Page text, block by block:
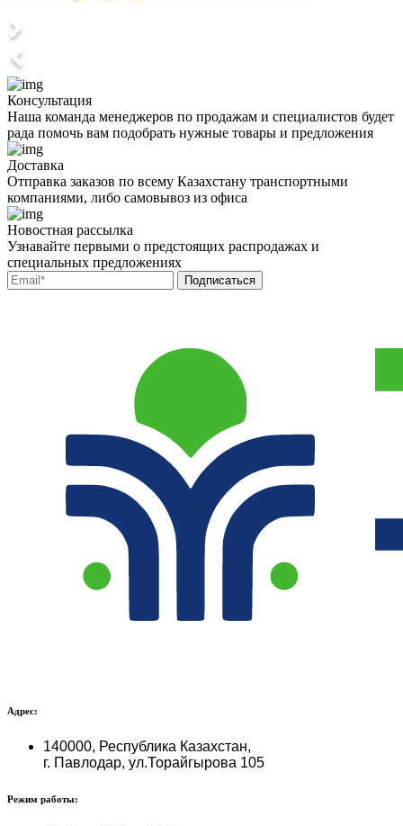
Консультация
Наша команда менеджеров по продажам и специалистов будет
рада помочь вам подобрать нужные товары и предложения
Доставка
Отправка заказов по всему Казахстану транспортными
компаниями, либо самовывоз из офиса
Новостная рассылка
Узнавайте первыми о предстоящих распродажах и
специальных предложениях
Адрес:
140000, Республика Казахстан,
г. Павлодар, ул.Торайгырова 105
Режим работы: